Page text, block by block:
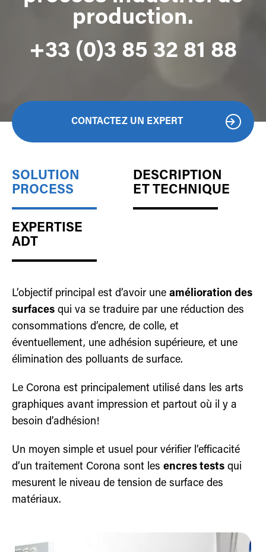
production.
+33 (0)3 85 32 81 88
CONTACTEZ UN EXPERT
SOLUTION
PROCESS
DESCRIPTION
ET TECHNIQUE
EXPERTISE
ADT
L’objectif principal est d’avoir une amélioration des
surfaces qui va se traduire par une réduction des
consommations d’encre, de colle, et
éventuellement, une adhésion supérieure, et une
élimination des polluants de surface.
Le Corona est principalement utilisé dans les arts
graphiques avant impression et partout où il y a
besoin d’adhésion!
Un moyen simple et usuel pour vérifier l’efficacité
d’un traitement Corona sont les encres tests qui
mesurent le niveau de tension de surface des
matériaux.